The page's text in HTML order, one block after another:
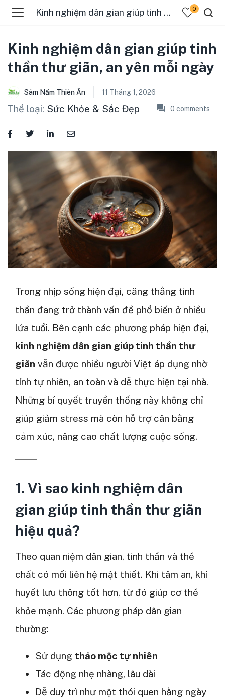
Kinh nghiệm dân gian giúp tinh thần thư giãn, an yên mỗi ngày 0
Kinh nghiệm dân gian giúp tinh
thần thư giãn, an yên mỗi ngày
Sâm Nấm Thiên Ân 11 Tháng 1, 2026
Thể loại: Sức Khỏe & Sắc Đẹp 0 comments
Trong nhịp sống hiện đại, căng thẳng tinh
thần đang trở thành vấn đề phổ biến ở nhiều
lứa tuổi. Bên cạnh các phương pháp hiện đại,
kinh nghiệm dân gian giúp tinh thần thư
giãn vẫn được nhiều người Việt áp dụng nhờ
tính tự nhiên, an toàn và dễ thực hiện tại nhà.
Những bí quyết truyền thống này không chỉ
giúp giảm stress mà còn hỗ trợ cân bằng
cảm xúc, nâng cao chất lượng cuộc sống.
1. Vì sao kinh nghiệm dân
gian giúp tinh thần thư giãn
hiệu quả?
Theo quan niệm dân gian, tinh thần và thể
chất có mối liên hệ mật thiết. Khi tâm an, khí
huyết lưu thông tốt hơn, từ đó giúp cơ thể
khỏe mạnh. Các phương pháp dân gian
thường:
Sử dụng thảo mộc tự nhiên
Tác động nhẹ nhàng, lâu dài
Dễ duy trì như một thói quen hằng ngày